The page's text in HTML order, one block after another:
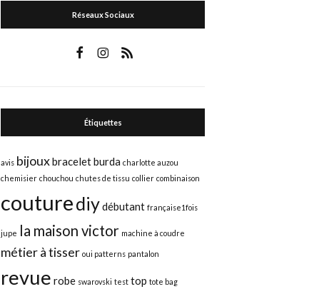
Réseaux Sociaux
Étiquettes
avis bijouxbraceletburda charlotte auzou
chemisier chouchou chutes de tissu collier combinaison
couturediydébutant française1fois
jupe la maison victor machine à coudre
métier à tisser oui patterns pantalon
revue robe swarovski test top tote bag